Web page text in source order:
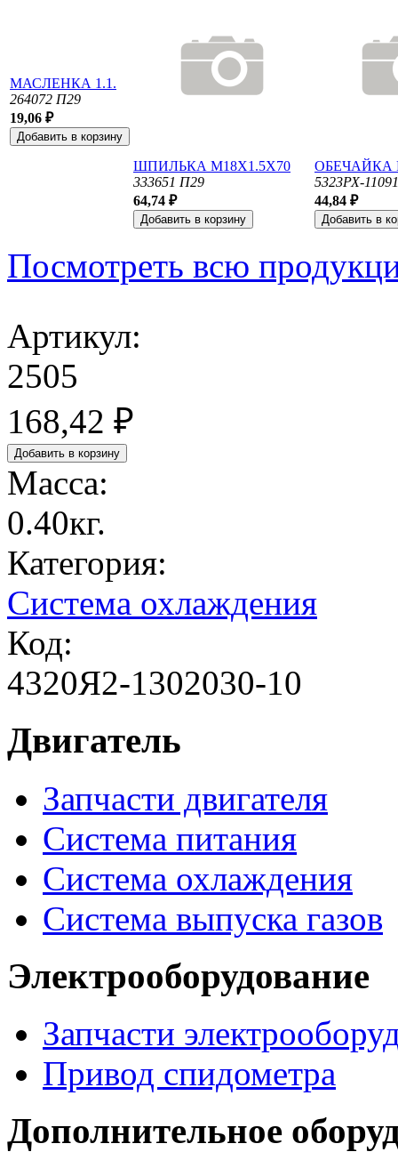
МАСЛЕНКА 1.1.
264072 П29
19,06 ₽
ШПИЛЬКА М18Х1.5Х70
333651 П29
64,74 ₽
ОБЕЧАЙКА
5323РХ-
44,84 ₽
Посмотреть всю
Артикул:
2505
168,42 ₽
Масса:
0.40кг.
Категория:
Система охлаждения
Код:
4320Я2-1302030-10
Двигатель
Запчасти двигателя
Система питания
Система охлаждения
Система выпуска газов
Электрооборудование
Запчасти
Привод спидометра
Дополнительное